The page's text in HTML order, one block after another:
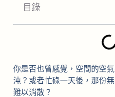
目錄
你是否也曾感覺，空間的空
沌？或者忙碌一天後，那份
難以消散？